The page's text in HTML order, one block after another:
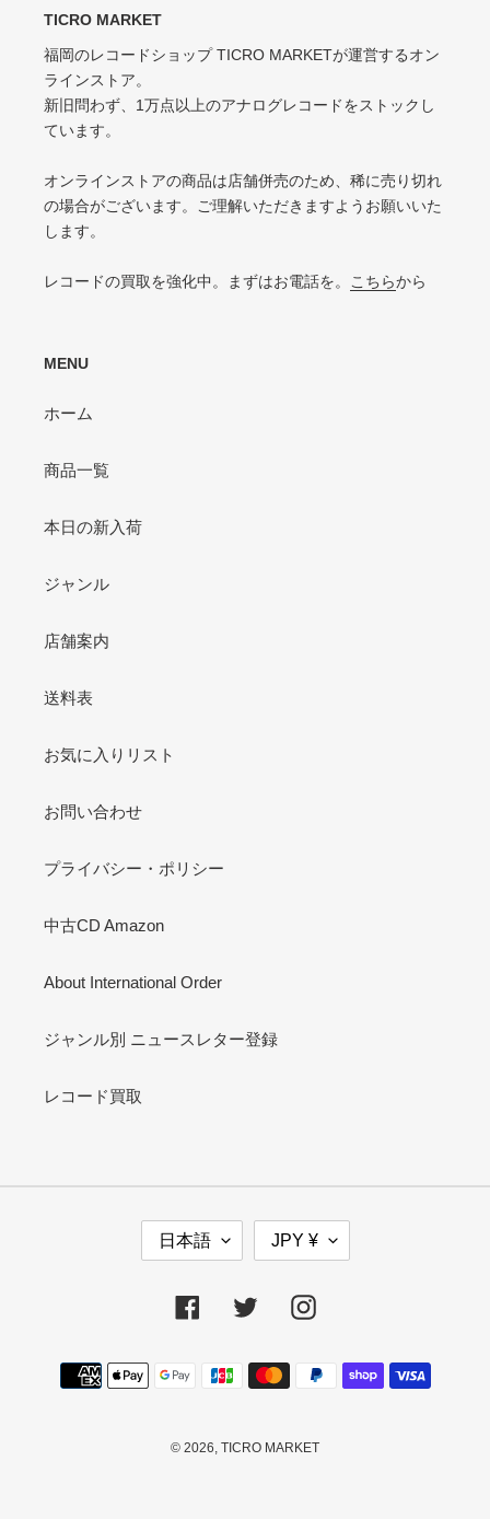
キズなどで少々ノイズが出る
VG-（VERY GOOD-）
キズ・ノイズが目立つ
P（POOR）
スレ・シワ・リングウェア・カット・ドリルホール、底抜けが気にならない
VG（VERY GOOD）
目立つリングウェアや底抜け・裂け・書き込み・カットがある / アメリカ買付
の中古盤として標準的な状態
ひどいリングウェアや底抜け・裂け・書き込みなどがある
P（POOR）
VG-よりジャケットの状態が悪くおすすめできない
TICRO MARKET
福岡のレコードショップ TICRO MARKETが運営するオン
ラインストア。
新旧問わず、1万点以上のアナログレコードをストックし
ています。
オンラインストアの商品は店舗併売のため、稀に売り切れ
の場合がございます。ご理解いただきますようお願いいた
します。
レコードの買取を強化中。まずはお電話を。 こちらから
MENU
ホーム
商品一覧
本日の新入荷
ジャンル
店舗案内
送料表
お気に入りリスト
お問い合わせ
プライバシー・ポリシー
中古CD Amazon
About International Order
ジャンル別 ニュースレター登録
レコード買取
言
語
日本語
通
貨
JPY ¥
FacebookTwitter Instagram
決
済
© 2026, TICRO MARKET